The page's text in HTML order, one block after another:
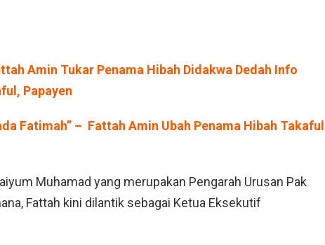
Amin Tukar Penama Hibah Didakwa Dedah Info
Papayen
Fatimah” – Fattah Amin Ubah Penama Hibah Takaful
Muhamad yang merupakan Pengarah Urusan Pak
Fattah kini dilantik sebagai Ketua Eksekutif